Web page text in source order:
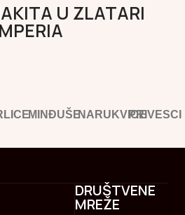
U ZLATARI
MINĐUŠENARUKVICEPRIVESCI
DRUŠTVENE
MREŽE